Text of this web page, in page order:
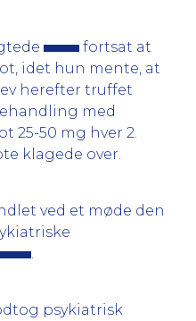
fortsat at
idet hun mente, at
herefter truffet
med
25-50 mg hver 2.
klagede over.
ved et møde den
psykiatrisk